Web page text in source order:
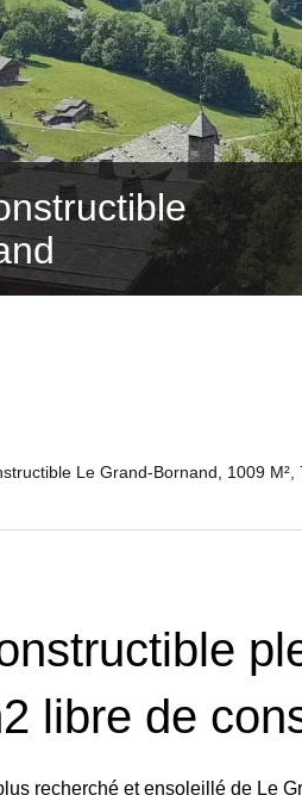
Le Grand-Bornand, 1009 M²,
libre de
recherché et ensoleillé de Le